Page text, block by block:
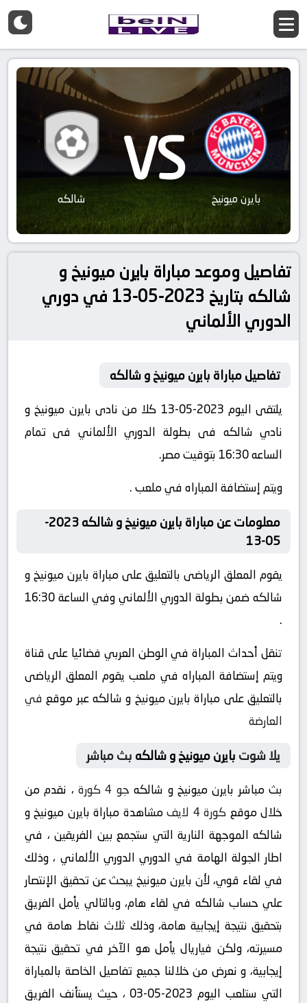
بايرن ميونيخ VS شالكه
تفاصيل وموعد مباراة بايرن ميونيخ و
شالكه بتاريخ 2023-05-13 في دوري
الدوري الألماني
تفاصيل مباراة بايرن ميونيخ و شالكه
يلتقى اليوم 2023-05-13 كلا من نادى بايرن ميونيخ و
نادي شالكه فى بطولة الدوري الألماني فى تمام
الساعه 16:30 بتوقيت مصر.
ويتم إستضافة المباراه في ملعب .
معلومات عن مباراة بايرن ميونيخ و شالكه 2023-
05-13
يقوم المعلق الرياضى بالتعليق على مباراة بايرن ميونيخ و
شالكه ضمن بطولة الدوري الألماني وفي الساعة 16:30
.
تنقل أحداث المباراة في الوطن العربي فضائيا على قناة
ويتم إستضافة المباراه في ملعب يقوم المعلق الرياضى
بالتعليق على مباراة بايرن ميونيخ و شالكه عبر موقع في
العارضة
يلا شوت بايرن ميونيخ و شالكه بث مباشر
بث مباشر بايرن ميونيخ و شالكه جو 4 كورة
، نقدم من
خلال موقع كورة 4 لايف
مشاهدة مباراة بايرن ميونيخ و
شالكه الموجهة النارية التي ستجمع بين الفريقين ، في
اطار الجولة الهامة في الدوري الدوري الألماني ، وذلك
في لقاء قوي، لأن بايرن ميونيخ يبحث عن تحقيق الإنتصار
علي حساب شالكه في لقاء هام، وبالتالي يأمل الفريق
بتحقيق نتيجة إيجابية هامة، وذلك ثلاث نقاط هامة في
مسيرته، ولكن فياريال يأمل هو الآخر في تحقيق نتيجة
إيجابية، و نعرض من خلالنا جميع تفاصيل الخاصة بالمباراة
التي ستلعب اليوم 2023-05-03 ، حيث يستأنف الفريق